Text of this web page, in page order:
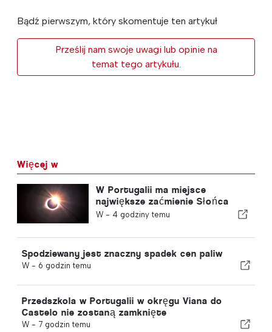
Bądź pierwszym, który skomentuje ten artykuł
Prześlij nam swoje uwagi lub opinie na
temat tego artykułu.
Więcej w
W Portugalii ma miejsce
największe zaćmienie Słońca
tego stulecia
W - 4 godziny temu
Spodziewany jest znaczny spadek cen paliw
W - 6 godzin temu
Przedszkola w Portugalii w okręgu Viana do
Castelo nie zostaną zamknięte
W - 7 godzin temu